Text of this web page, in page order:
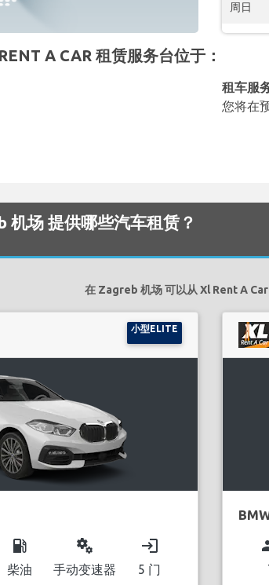
周日
A CAR 租赁服务台位于：
租车服
您将在
机场 提供哪些汽车租赁？
在 Zagreb 机场 可以从 Xl Rent A Car
小型ELITE
local_gas_station
柴油
miscellaneous_services
手动变速器
login
5 门